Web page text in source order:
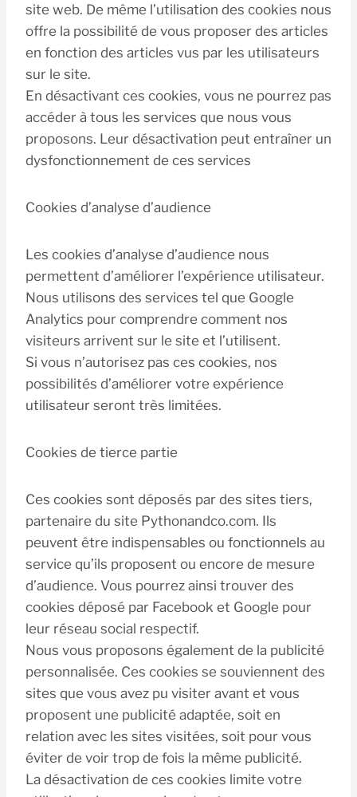
site web. De même l’utilisation des cookies nous
offre la possibilité de vous proposer des articles
en fonction des articles vus par les utilisateurs
sur le site.
En désactivant ces cookies, vous ne pourrez pas
accéder à tous les services que nous vous
proposons. Leur désactivation peut entraîner un
dysfonctionnement de ces services
Cookies d’analyse d’audience
Les cookies d’analyse d’audience nous
permettent d’améliorer l’expérience utilisateur.
Nous utilisons des services tel que Google
Analytics pour comprendre comment nos
visiteurs arrivent sur le site et l’utilisent.
Si vous n’autorisez pas ces cookies, nos
possibilités d’améliorer votre expérience
utilisateur seront très limitées.
Cookies de tierce partie
Ces cookies sont déposés par des sites tiers,
partenaire du site Pythonandco.com. Ils
peuvent être indispensables ou fonctionnels au
service qu’ils proposent ou encore de mesure
d’audience. Vous pourrez ainsi trouver des
cookies déposé par Facebook et Google pour
leur réseau social respectif.
Nous vous proposons également de la publicité
personnalisée. Ces cookies se souviennent des
sites que vous avez pu visiter avant et vous
proposent une publicité adaptée, soit en
relation avec les sites visitées, soit pour vous
éviter de voir trop de fois la même publicité.
La désactivation de ces cookies limite votre